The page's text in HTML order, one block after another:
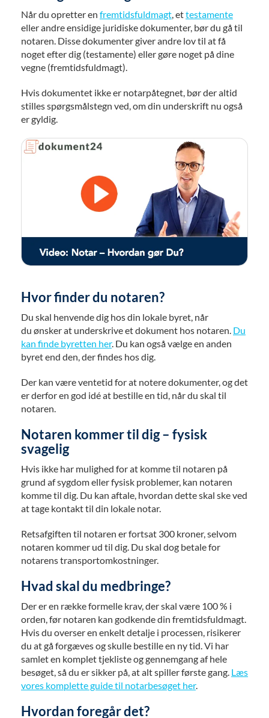
Når du opretter en fremtidsfuldmagt, ettestamente
eller andre ensidige juridiske dokumenter, bør du gå til
notaren. Disse dokumenter giver andre lov til at få
noget efter dig (testamente) eller gøre noget på dine
vegne (fremtidsfuldmagt).
Hvis dokumentet ikke er notarpåtegnet, bør der altid
stilles spørgsmålstegn ved, om din underskrift nu også
er gyldig.
Hvor finder du notaren?
Du skal henvende dig hos din lokale byret, når
du ønsker at underskrive et dokument hos notaren. Du
kan finde byretten her. Du kan også vælge en anden
byret end den, der findes hos dig.
Der kan være ventetid for at notere dokumenter, og det
er derfor en god idé at bestille en tid, når du skal til
notaren.
Notaren kommer til dig – fysisk
svagelig
Hvis ikke har mulighed for at komme til notaren på
grund af sygdom eller fysisk problemer, kan notaren
komme til dig. Du kan aftale, hvordan dette skal ske ved
at tage kontakt til din lokale notar.
Retsafgiften til notaren er fortsat 300 kroner, selvom
notaren kommer ud til dig. Du skal dog betale for
notarens transportomkostninger.
Hvad skal du medbringe?
Der er en række formelle krav, der skal være 100 % i
orden, før notaren kan godkende din fremtidsfuldmagt.
Hvis du overser en enkelt detalje i processen, risikerer
du at gå forgæves og skulle bestille en ny tid. Vi har
samlet en komplet tjekliste og gennemgang af hele
besøget, så du er sikker på, at alt spiller første gang. Læs
vores komplette guide til notarbesøget her.
Hvordan foregår det?